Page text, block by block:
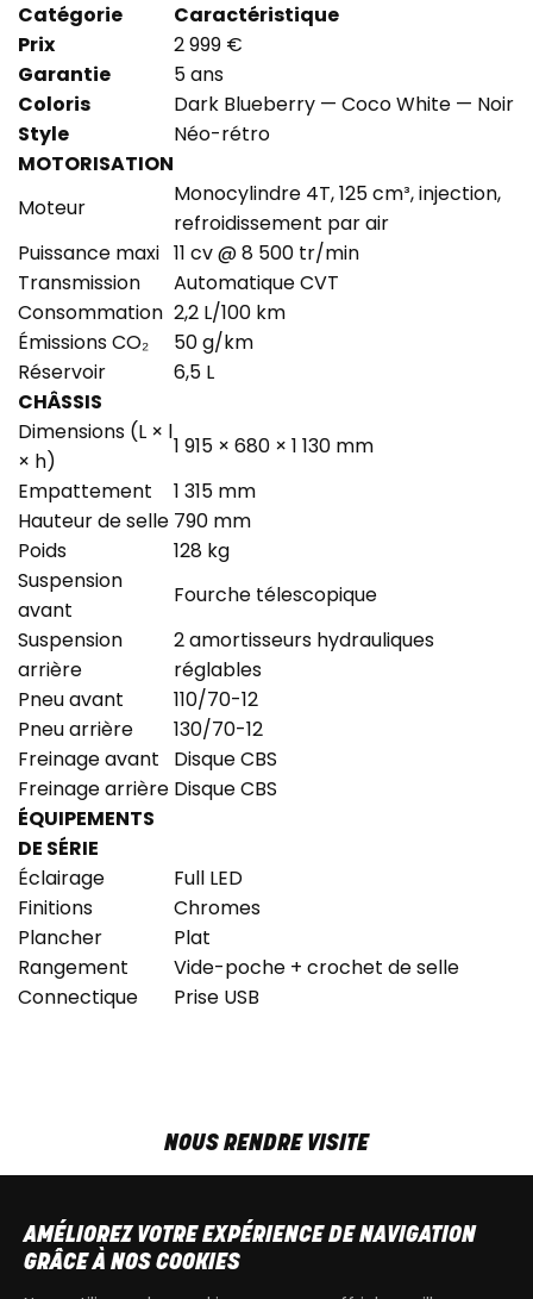
Catégorie
Caractéristique
Prix
2 999 €
Garantie
5 ans
Coloris
Dark Blueberry — Coco White — Noir
Style
Néo-rétro
MOTORISATION
Moteur
Monocylindre 4T, 125 cm³, injection,
refroidissement par air
Puissance maxi 11 cv @ 8 500 tr/min
Transmission
Automatique CVT
Consommation 2,2 L/100 km
Émissions CO₂
50 g/km
Réservoir
6,5 L
CHÂSSIS
Dimensions (L × l
× h)
1 915 × 680 × 1 130 mm
Empattement
1 315 mm
Hauteur de selle 790 mm
Poids
128 kg
Suspension
avant
Fourche télescopique
Suspension
arrière
2 amortisseurs hydrauliques
réglables
Pneu avant
110/70-12
Pneu arrière
130/70-12
Freinage avant
Disque CBS
Freinage arrière Disque CBS
ÉQUIPEMENTS
DE SÉRIE
Éclairage
Full LED
Finitions
Chromes
Plancher
Plat
Rangement
Vide-poche + crochet de selle
Connectique
Prise USB
NOUS RENDRE VISITE
SAM9h00 - 13h30
T+32 64 700 970
AMÉLIOREZ VOTRE EXPÉRIENCE DE NAVIGATION
GRÂCE À NOS COOKIES